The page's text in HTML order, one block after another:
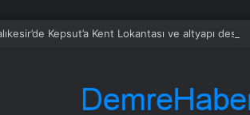
Kepsut’a Kent Lokantası ve altyapı desteği